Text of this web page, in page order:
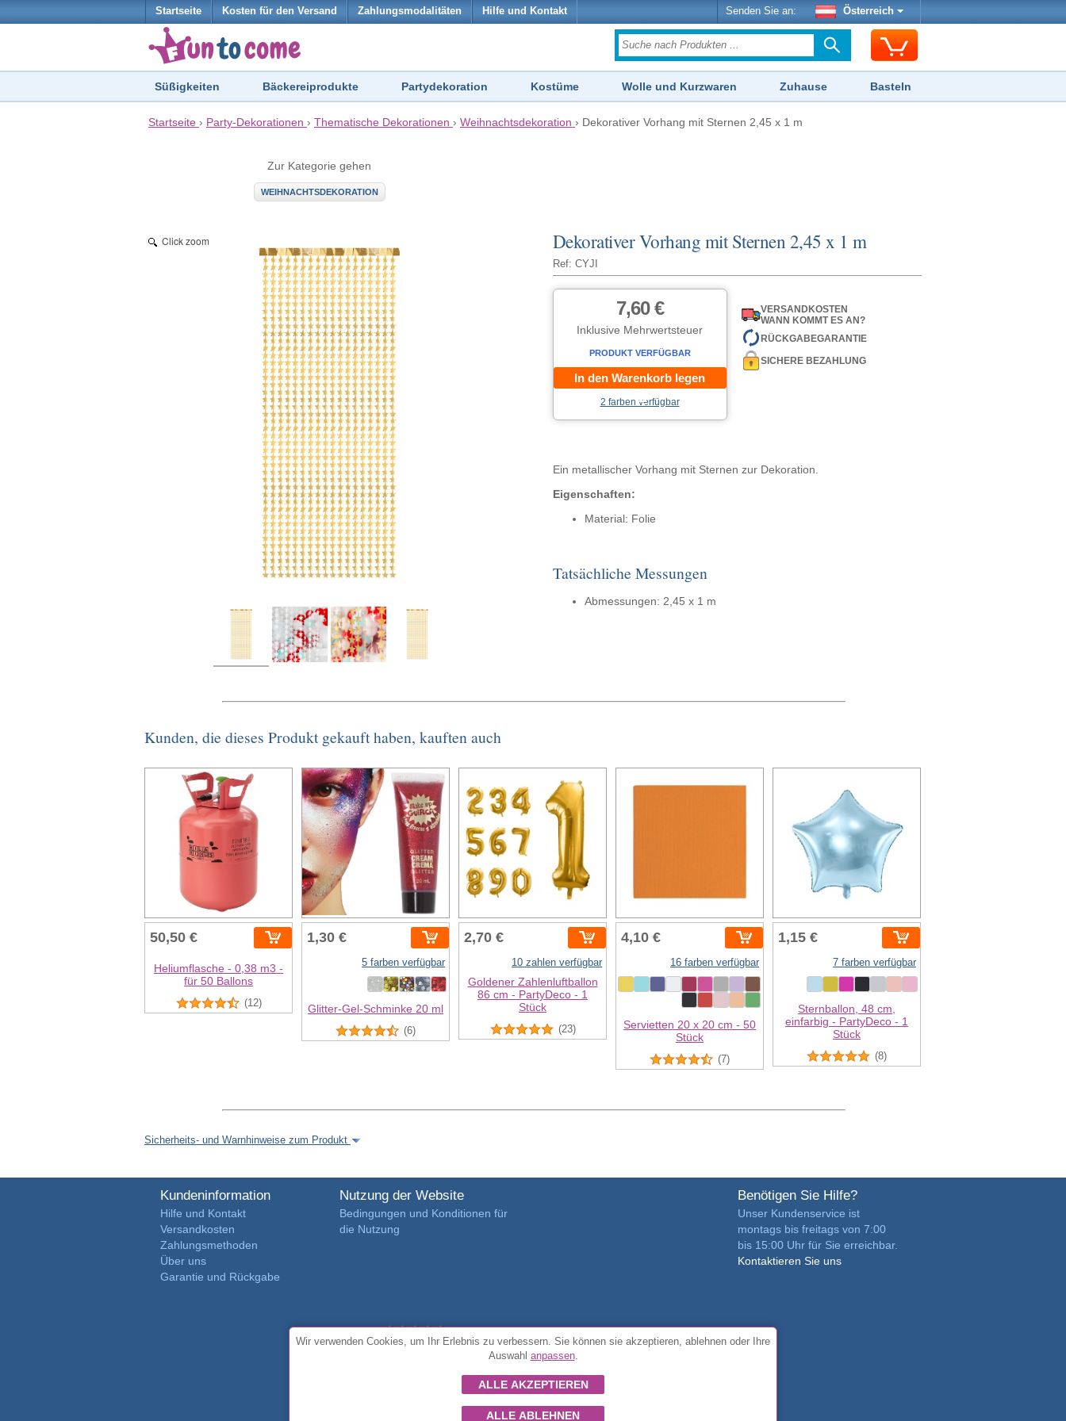
Startseite Kosten für den Versand Zahlungsmodalitäten Hilfe und Kontakt Senden Sie an: Österreich
Süßigkeiten Bäckereiprodukte Partydekoration Kostüme Wolle und Kurzwaren Zuhause Basteln
Startseite › Party-Dekorationen › Thematische Dekorationen › Weihnachtsdekoration › Dekorativer Vorhang mit Sternen 2,45 x 1 m
Zur Kategorie gehen
WEIHNACHTSDEKORATION
Dekorativer Vorhang mit Sternen 2,45 x 1 m
Ref: CYJI
Click zoom
7,60 €
Inklusive Mehrwertsteuer
PRODUKT VERFÜGBAR
In den Warenkorb legen
2 farben verfügbar
VERSANDKOSTEN
WANN KOMMT ES AN?
RÜCKGABEGARANTIE
SICHERE BEZAHLUNG
Ein metallischer Vorhang mit Sternen zur Dekoration.
Eigenschaften:
Material: Folie
Tatsächliche Messungen
Abmessungen: 2,45 x 1 m
Kunden, die dieses Produkt gekauft haben, kauften auch
50,50 €
Heliumflasche - 0,38 m3 -
für 50 Ballons
(12)
1,30 €
5 farben verfügbar
Glitter-Gel-Schminke 20 ml
(6)
2,70 €
10 zahlen verfügbar
Goldener Zahlenluftballon
86 cm - PartyDeco - 1
Stück
(23)
4,10 €
16 farben verfügbar
Servietten 20 x 20 cm - 50
Stück
(7)
1,15 €
7 farben verfügbar
Sternballon, 48 cm,
einfarbig - PartyDeco - 1
Stück
(8)
Sicherheits- und Warnhinweise zum Produkt
Kundeninformation
Hilfe und Kontakt
Versandkosten
Zahlungsmethoden
Über uns
Garantie und Rückgabe
Nutzung der Website
Bedingungen und Konditionen für
die Nutzung
Benötigen Sie Hilfe?
Unser Kundenservice ist
montags bis freitags von 7:00
bis 15:00 Uhr für Sie erreichbar.
Kontaktieren Sie uns
4.7/5 von3889 verifizierte Kundenrezensionen
© Alle Rechte vorbehalten FunToCome
Wir verwenden Cookies, um Ihr Erlebnis zu verbessern. Sie können sie akzeptieren, ablehnen oder Ihre
Auswahl anpassen.
ALLE AKZEPTIEREN
ALLE ABLEHNEN